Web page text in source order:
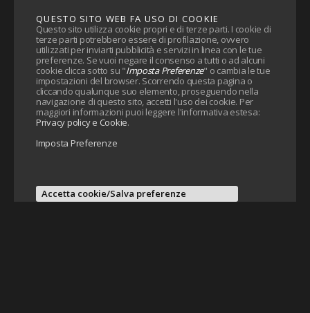
QUESTO SITO WEB FA USO DI COOKIE
Questo sito utilizza cookie propri e di terze parti. I cookie di
terze parti potrebbero essere di profilazione, ovvero
utilizzati per inviarti pubblicità e servizi in linea con le tue
preferenze. Se vuoi negare il consenso a tutti o ad alcuni
cookie clicca sotto su "Imposta Preferenze" o cambia le tue
impostazioni del browser. Scorrendo questa pagina o
cliccando qualunque suo elemento, proseguendo nella
navigazione di questo sito, accetti l'uso dei cookie. Per
maggiori informazioni puoi leggere l'informativa estesa:
Privacy policy e Cookie.
Imposta Preferenze
Accetta cookie/Salva preferenze